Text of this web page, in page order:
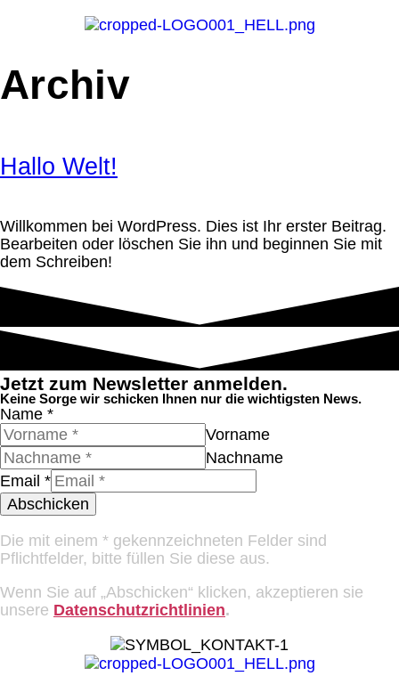
Archiv
Hallo Welt!
Willkommen bei WordPress. Dies ist Ihr erster Beitrag.
Bearbeiten oder löschen Sie ihn und beginnen Sie mit
dem Schreiben!
Jetzt zum Newsletter anmelden.
Keine Sorge wir schicken Ihnen nur die wichtigsten News.
Name *
Vorname
Nachname
Email *
Abschicken
Die mit einem * gekennzeichneten Felder sind
Pflichtfelder, bitte füllen Sie diese aus.
Wenn Sie auf „Abschicken“ klicken, akzeptieren sie
unsere Datenschutzrichtlinien.